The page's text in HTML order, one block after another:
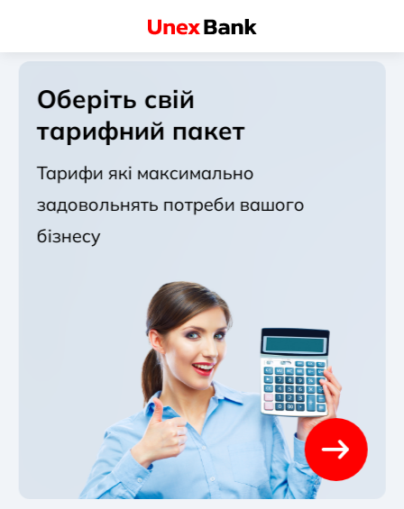
Оберіть свій
тарифний пакет
Тарифи які максимально
задовольнять потреби вашого
бізнесу